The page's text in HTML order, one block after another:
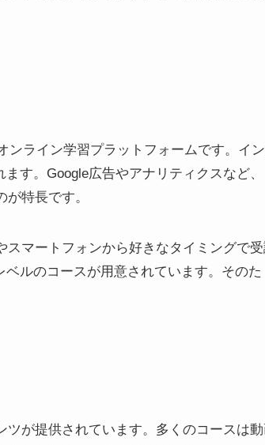
ンライン学習プラットフォームです。イ
す。Google広告やアナリティクスなど、
特長です。
マートフォンから好きなタイミングで
ルのコースが用意されています。そのた
が提供されています。多くのコースは